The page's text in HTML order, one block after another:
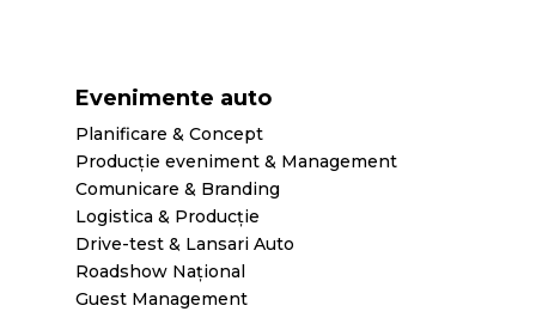
Evenimente auto
Planificare & Concept
Producție eveniment & Management
Comunicare & Branding
Logistica & Producție
Drive-test & Lansari Auto
Roadshow Național
Guest Management